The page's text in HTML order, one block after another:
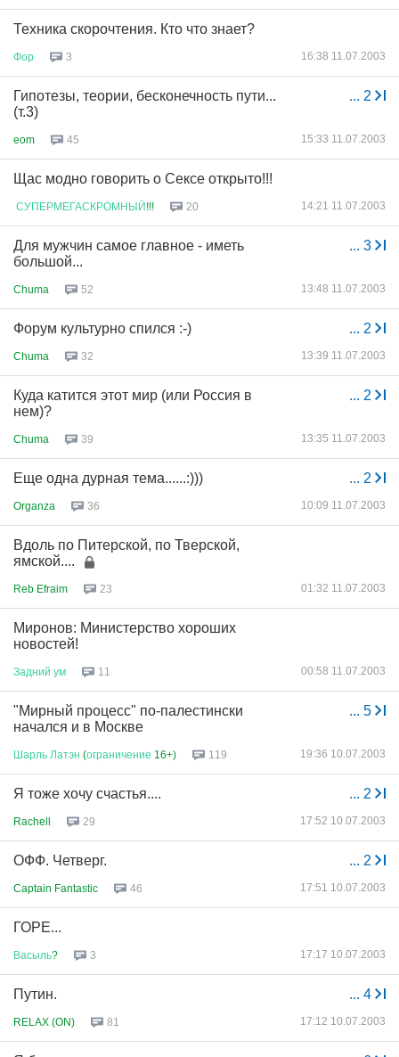
Техника скорочтения. Кто что знает?
Фор 3 16:38 11.07.2003
... 2
Гипотезы, теории, бесконечность пути...
(т.3)
eom 45 15:33 11.07.2003
Щас модно говорить о Сексе открыто!!!
СУПЕРМЕГАСКРОМНЫЙ!!! 20 14:21 11.07.2003
... 3
Для мужчин самое главное - иметь
большой...
Chuma 52 13:48 11.07.2003
... 2
Форум культурно спился :-)
Chuma 32 13:39 11.07.2003
... 2
Куда катится этот мир (или Россия в
нем)?
Chuma 39 13:35 11.07.2003
... 2
Еще одна дурная тема......:)))
Organza 36 10:09 11.07.2003
Вдоль по Питерской, по Тверской,
ямской....
Reb Efraim 23 01:32 11.07.2003
Миронов: Министерство хороших
новостей!
Задний ум 11 00:58 11.07.2003
... 5
"Мирный процесс" по-палестински
начался и в Москве
Шарль Латэн (ограничение 16+) 119 19:36 10.07.2003
... 2
Я тоже хочу счастья....
Rachell 29 17:52 10.07.2003
... 2
ОФФ. Четверг.
Captain Fantastic 46 17:51 10.07.2003
ГОРЕ...
Васыль? 3 17:17 10.07.2003
... 4
Путин.
RELAX (ON) 81 17:12 10.07.2003